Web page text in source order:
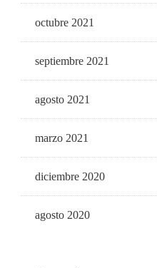
octubre 2021
septiembre 2021
agosto 2021
marzo 2021
diciembre 2020
agosto 2020